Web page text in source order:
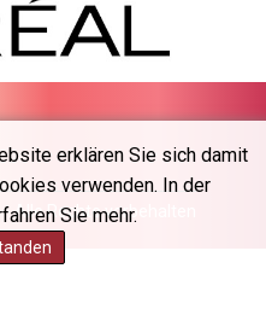
erklären Sie sich damit
verwenden. In der
Sie mehr.
540.904411
386.741231
Alle Rechte vorbehalten